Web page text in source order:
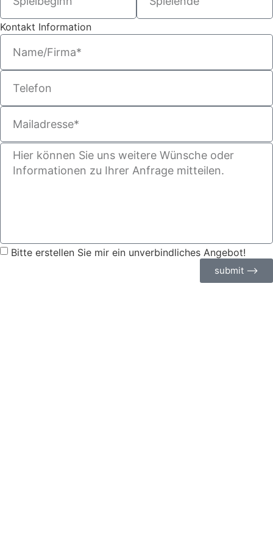
Kontakt Information
Bitte erstellen Sie mir ein unverbindliches Angebot!
submit ⟶